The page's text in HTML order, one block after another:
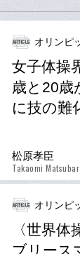
オリンピ
女子体操
歳と20
に技の難
松原孝臣
Takaomi
オリンピ
〈世界
ブリース